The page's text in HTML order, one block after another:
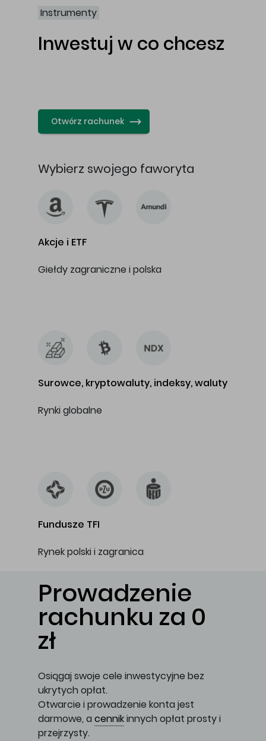
Instrumenty
Inwestuj w co chcesz
Otwórz rachunek
Wybierz swojego faworyta
Akcje i ETF
Giełdy zagraniczne i polska
Surowce, kryptowaluty, indeksy, waluty
Rynki globalne
Fundusze TFI
Rynek polski i zagranica
Prowadzenie
rachunku za 0
zł
Osiągaj swoje cele inwestycyjne bez
ukrytych opłat.
Otwarcie i prowadzenie konta jest
darmowe, a cennikinnych opłat prosty i
przejrzysty.